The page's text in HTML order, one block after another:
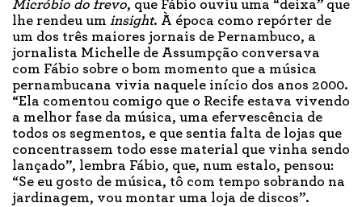
Micróbio do frevo, que Fábio ouviu uma “deixa” que
lhe rendeu um insight. À época como repórter de
um dos três maiores jornais de Pernambuco, a
jornalista Michelle de Assumpção conversava
com Fábio sobre o bom momento que a música
pernambucana vivia naquele início dos anos 2000.
“Ela comentou comigo que o Recife estava vivendo
a melhor fase da música, uma efervescência de
todos os segmentos, e que sentia falta de lojas que
concentrassem todo esse material que vinha sendo
lançado”, lembra Fábio, que, num estalo, pensou:
“Se eu gosto de música, tô com tempo sobrando na
jardinagem, vou montar uma loja de discos”.